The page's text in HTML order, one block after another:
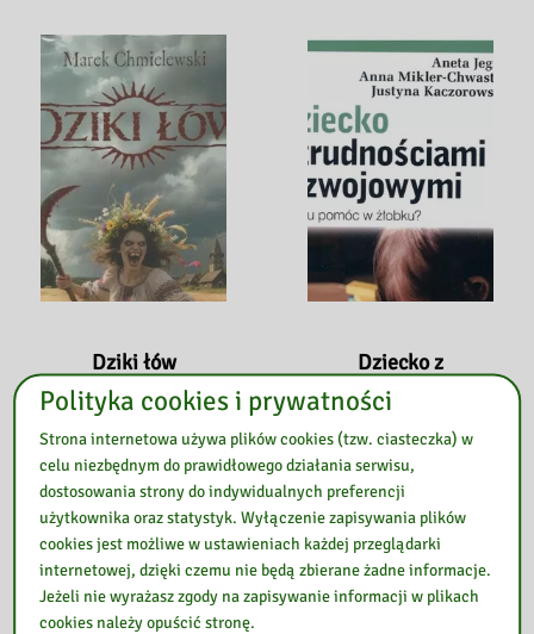
kultura
Dziki łów
19 maja 2021
Dziki
łów
Czytaj więcej »
Dziecko z
trudnościami
rozwojowymi : jak
mu pomóc w
żłobku?
19 maja 2021
Dziecko
z
trudnościami
Czytaj więcej »
Polityka cookies i prywatności
Strona internetowa używa plików cookies (tzw. ciasteczka) w
celu niezbędnym do prawidłowego działania serwisu,
dostosowania strony do indywidualnych preferencji
użytkownika oraz statystyk. Wyłączenie zapisywania plików
cookies jest możliwe w ustawieniach każdej przeglądarki
internetowej, dzięki czemu nie będą zbierane żadne informacje.
Jeżeli nie wyrażasz zgody na zapisywanie informacji w plikach
cookies należy opuścić stronę.